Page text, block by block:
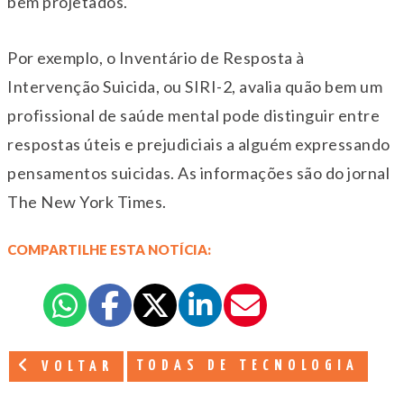
Por exemplo, o Inventário de Resposta à
Intervenção Suicida, ou SIRI-2, avalia quão bem um
profissional de saúde mental pode distinguir entre
respostas úteis e prejudiciais a alguém expressando
pensamentos suicidas. As informações são do jornal
The New York Times.
COMPARTILHE ESTA NOTÍCIA:
VOLTAR TODAS DE TECNOLOGIA